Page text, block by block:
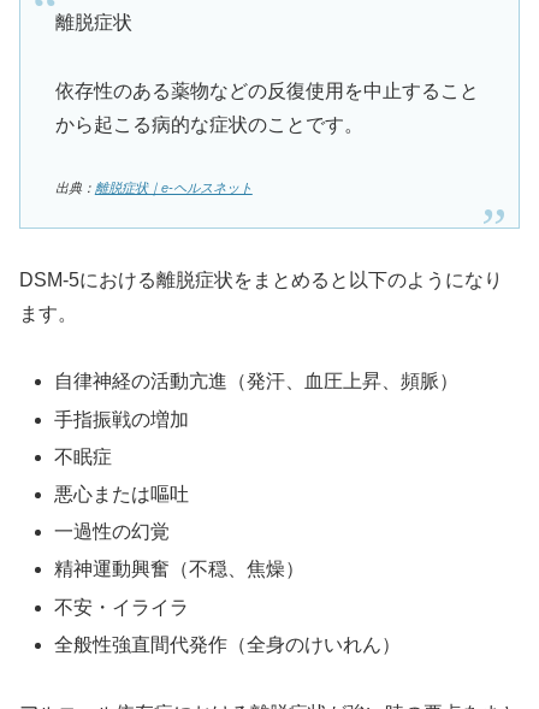
離脱症状
依存性のある薬物などの反復使用を中止すること
から起こる病的な症状のことです。
出典： 離脱症状｜e-ヘルスネット
DSM-5における離脱症状をまとめると以下のようになり
ます。
自律神経の活動亢進（発汗、血圧上昇、頻脈）
手指振戦の増加
不眠症
悪心または嘔吐
一過性の幻覚
精神運動興奮（不穏、焦燥）
不安・イライラ
全般性強直間代発作（全身のけいれん）